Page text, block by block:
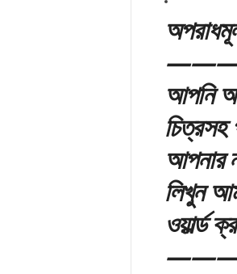
আপনি
চিত্রসহ
আপনার
লিখুন